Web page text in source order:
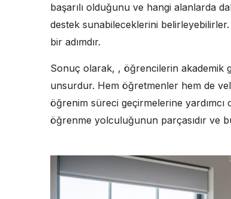
başarılı olduğunu ve hangi alanlarda
destek sunabileceklerini
bir adımdır.
Sonuç olarak, , öğrencilerin akademik
unsurdur. Hem öğretmenler hem de
öğrenim süreci geçirmelerine
öğrenme yolculuğunun parçasıdır ve